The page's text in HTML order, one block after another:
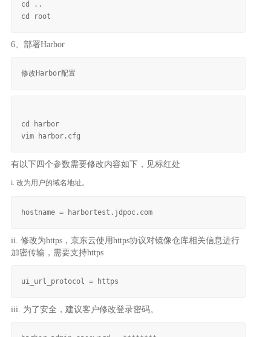
cd ..
6、部署Harbor
cd harbor
有以下四个参数需要修改内容如下，见标红处
i. 改为用户的域名地址。
ii. 修改为https，京东云使用https协议对镜像仓库相关信息进行
加密传输，需要支持https
iii. 为了安全，建议客户修改登录密码。